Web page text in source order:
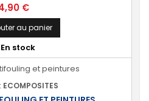
€
au panier
En stock
ECOMPOSITES